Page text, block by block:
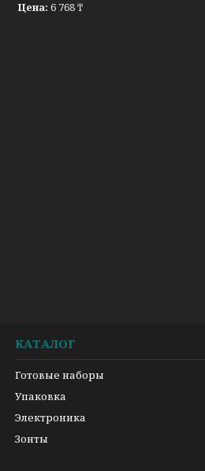
Цена: 6 768 ₸
КАТАЛОГ
Готовые наборы
Упаковка
Электроника
Зонты